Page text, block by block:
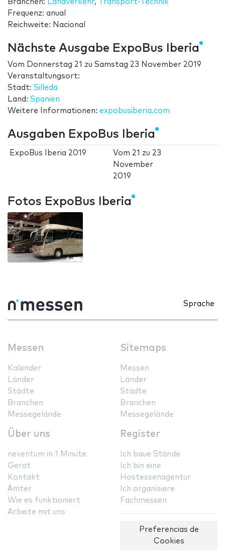
Branchen: Landverkehr,
Transport-Technik
Frequenz: anual
Reichweite: Nacional
Nächste Ausgabe ExpoBus Iberia
Vom Donnerstag 21 zu Samstag 23 November 2019
Veranstaltungsort:
Stadt: Silleda
Land: Spanien
Weitere Informationen: expobusiberia.com
Ausgaben ExpoBus Iberia
ExpoBus Iberia 2019 Vom 21 zu 23
November
2019
Fotos ExpoBus Iberia
Sprache
Messen
Kalender
Länder
Städte
Branchen
Messegelände
Sitemaps
Messen
Länder
Städte
Branchen
Messegelände
Über uns
neventum in 1 Minute
Gerät
Kontakt
Ämter
Wie es funktioniert
Arbeite mit uns
Register
Ich baue Stände
Ich bin eine
Hostessenagentur
Ich organisiere
Fachmessen
Preferencias de
Cookies